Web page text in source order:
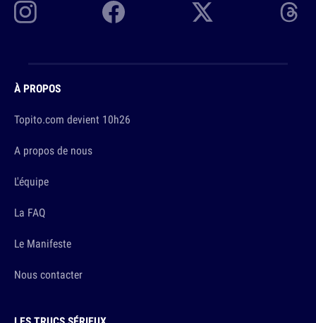
À PROPOS
Topito.com devient 10h26
A propos de nous
L'équipe
La FAQ
Le Manifeste
Nous contacter